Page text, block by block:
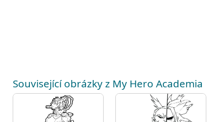
Související obrázky z My Hero Academia